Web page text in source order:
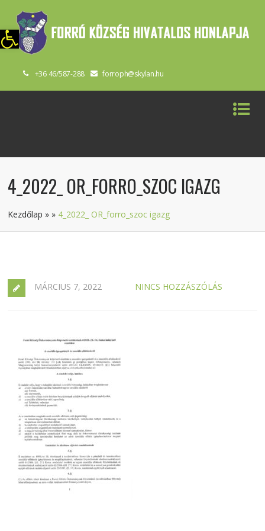
Eszköztár megnyitása
+36 46/587-288 forroph@skylan.hu
4_2022_ OR_FORRO_SZOC IGAZG
Kezdőlap » » 4_2022_ OR_forro_szoc igazg
MÁRCIUS 7, 2022 NINCS HOZZÁSZÓLÁS